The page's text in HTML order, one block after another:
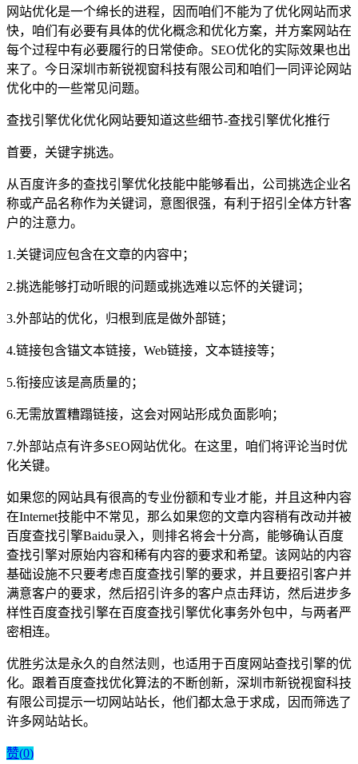
网站优化是一个绵长的进程，因而咱们不能为了优化网站而求
快，咱们有必要有具体的优化概念和优化方案，并方案网站在
每个过程中有必要履行的日常使命。SEO优化的实际效果也出
来了。今日深圳市新锐视窗科技有限公司和咱们一同评论网站
优化中的一些常见问题。
查找引擎优化优化网站要知道这些细节-查找引擎优化推行
首要，关键字挑选。
从百度许多的查找引擎优化技能中能够看出，公司挑选企业名
称或产品名称作为关键词，意图很强，有利于招引全体方针客
户的注意力。
1.关键词应包含在文章的内容中；
2.挑选能够打动听眼的问题或挑选难以忘怀的关键词；
3.外部站的优化，归根到底是做外部链；
4.链接包含锚文本链接，Web链接，文本链接等；
5.衔接应该是高质量的；
6.无需放置糟蹋链接，这会对网站形成负面影响；
7.外部站点有许多SEO网站优化。在这里，咱们将评论当时优
化关键。
如果您的网站具有很高的专业份额和专业才能，并且这种内容
在Internet技能中不常见，那么如果您的文章内容稍有改动并被
百度查找引擎Baidu录入，则排名将会十分高，能够确认百度
查找引擎对原始内容和稀有内容的要求和希望。该网站的内容
基础设施不只要考虑百度查找引擎的要求，并且要招引客户并
满意客户的要求，然后招引许多的客户点击拜访，然后进步多
样性百度查找引擎在百度查找引擎优化事务外包中，与两者严
密相连。
优胜劣汰是永久的自然法则，也适用于百度网站查找引擎的优
化。跟着百度查找优化算法的不断创新，深圳市新锐视窗科技
有限公司提示一切网站站长，他们都太急于求成，因而筛选了
许多网站站长。
赞(0)